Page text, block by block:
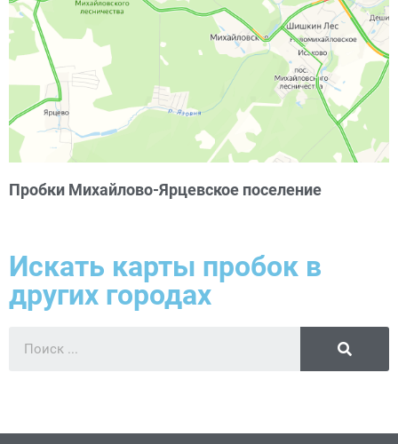
Пробки Михайлово-Ярцевское поселение
Искать карты пробок в
других городах